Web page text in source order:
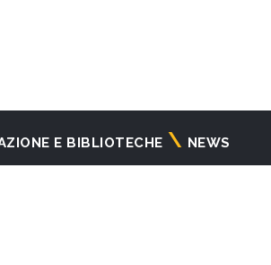
E BIBLIOTECHE NEWS